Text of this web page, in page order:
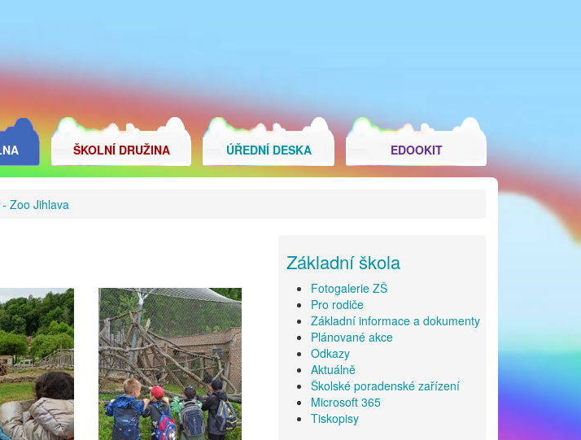
ŠKOLNÍ DRUŽINA ÚŘEDNÍ DESKA EDOOKIT
Zoo Jihlava
Základní škola
Fotogalerie ZŠ
Pro rodiče
Základní informace a dokumenty
Plánované akce
Odkazy
Aktuálně
Školské poradenské zařízení
Microsoft 365
Tiskopisy